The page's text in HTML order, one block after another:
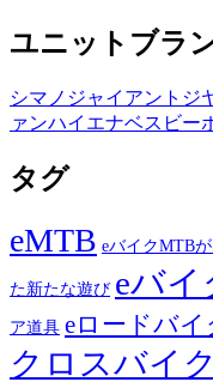
ユニットブラ
シマノ ジャイアント ジ
ァンハイエナベスビー
タグ
eMTB eバイクMTB
た新たな遊び eバイ
ア道具 eロードバイ
クロスバイク